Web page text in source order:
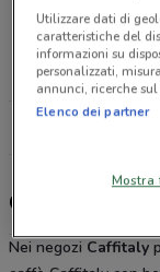
Viale
Roma
3.9 km
Caffitaly,
Nei negozi Caffitaly
Utilizzare dati di
caratteristiche del
informazioni su
personalizzati,
annunci, ricerche
Elenco dei partner